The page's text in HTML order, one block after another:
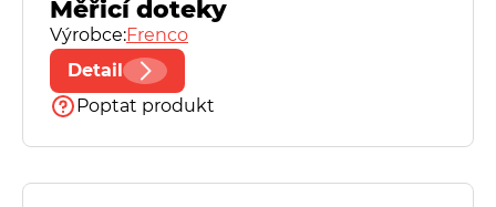
Měřicí doteky
Výrobce:Frenco
Detail
Poptat produkt